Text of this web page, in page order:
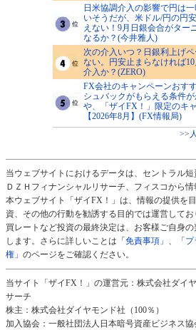
日米協調介入の影響で円は
いそうだが、米ドル/円の円
えない！9月日銀会合がター
なるか？(今井雅人)
次の介入いつ？日銀利上げ
ない。円安止まらなければ
介入か？(ZERO)
FX会社のキャンペーンおす
シュバックがもらえる条件
や、「ザイFX！」限定のキ
【2026年8月】(FX情報局)
>>
当ウェブサイトにおけるデータは、セントラル短
ＤＺＨフィナンシャルリサーチ、フィスコから情
本ウェブサイト「ザイFX！」は、情報の提供を
資、その他の行動を勧誘する目的では運営して
買レートなど投資の最終決定は、お客様ご自身
します。さらに詳しいことは 「免責事項」 、
「
権」 のページをご確認ください。
当サイト「ザイFX！」の運営元：株式会社ダイ
サーチ
株主：株式会社ダイヤモンド社（100％）
加入協会：一般社団法人日本暗号資産ビジネス協